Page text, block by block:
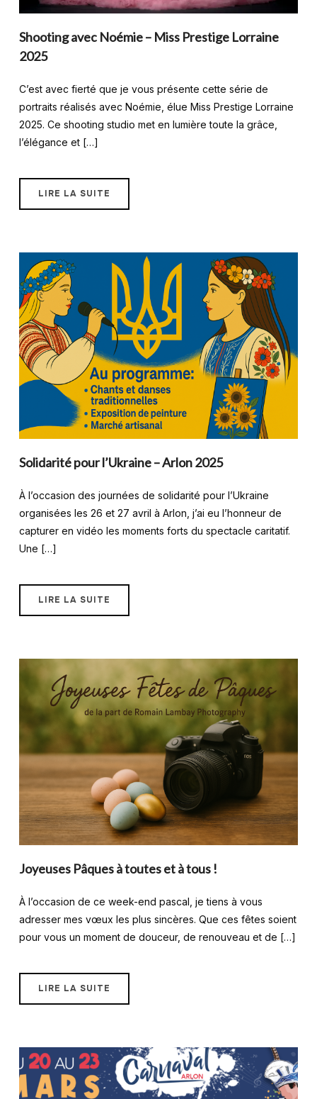
Shooting avec Noémie – Miss Prestige Lorraine
2025
C’est avec fierté que je vous présente cette série de
portraits réalisés avec Noémie, élue Miss Prestige Lorraine
2025. Ce shooting studio met en lumière toute la grâce,
l’élégance et […]
LIRE LA SUITE
Solidarité pour l’Ukraine – Arlon 2025
À l’occasion des journées de solidarité pour l’Ukraine
organisées les 26 et 27 avril à Arlon, j’ai eu l’honneur de
capturer en vidéo les moments forts du spectacle caritatif.
Une […]
LIRE LA SUITE
Joyeuses Pâques à toutes et à tous !
À l’occasion de ce week-end pascal, je tiens à vous
adresser mes vœux les plus sincères. Que ces fêtes soient
pour vous un moment de douceur, de renouveau et de […]
LIRE LA SUITE